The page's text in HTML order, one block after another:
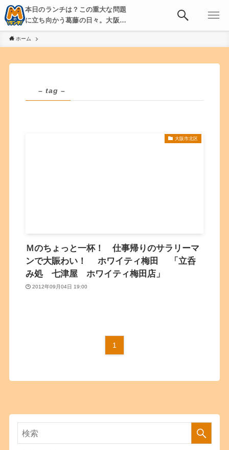
本日のランチは？この重大な問題
に立ち向かう葛藤の日々。大阪・
京都・神戸を中心とした食べ歩
き、飲み歩きを綴る。
ホーム
– tag –
大阪市北区
Ｍのちょっと一杯！ 仕事帰りのサラリーマ
ンで大賑わい！ ホワイティ梅田 「立呑
み処 七津屋 ホワイティ梅田店」
2012年09月04日 19:00
1